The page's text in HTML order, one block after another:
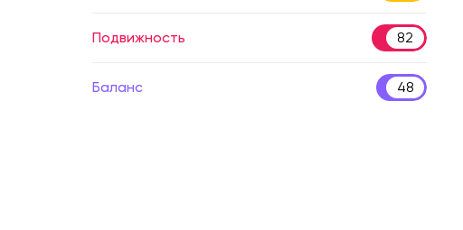
Подвижность 82
Баланс 48